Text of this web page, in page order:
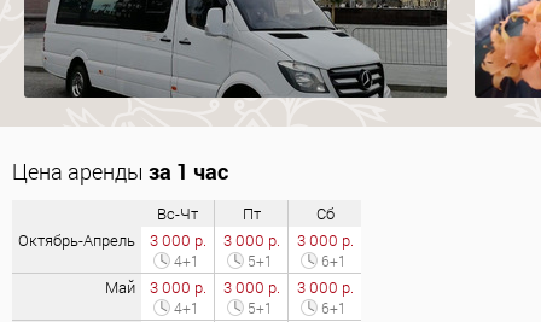
Цена аренды за 1 час
Вс-Чт Пт
Сб
Октябрь-Апрель
3 000 р.
4+1
3 000 р.
5+1
3 000 р.
6+1
Май 3 000 р.
4+1
3 000 р.
5+1
3 000 р.
6+1